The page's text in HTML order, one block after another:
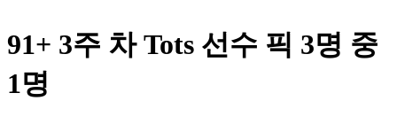
91+ 3주 차 Tots 선수 픽 3명 중
1명